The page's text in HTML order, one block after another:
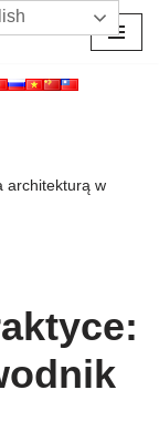
architekturą w